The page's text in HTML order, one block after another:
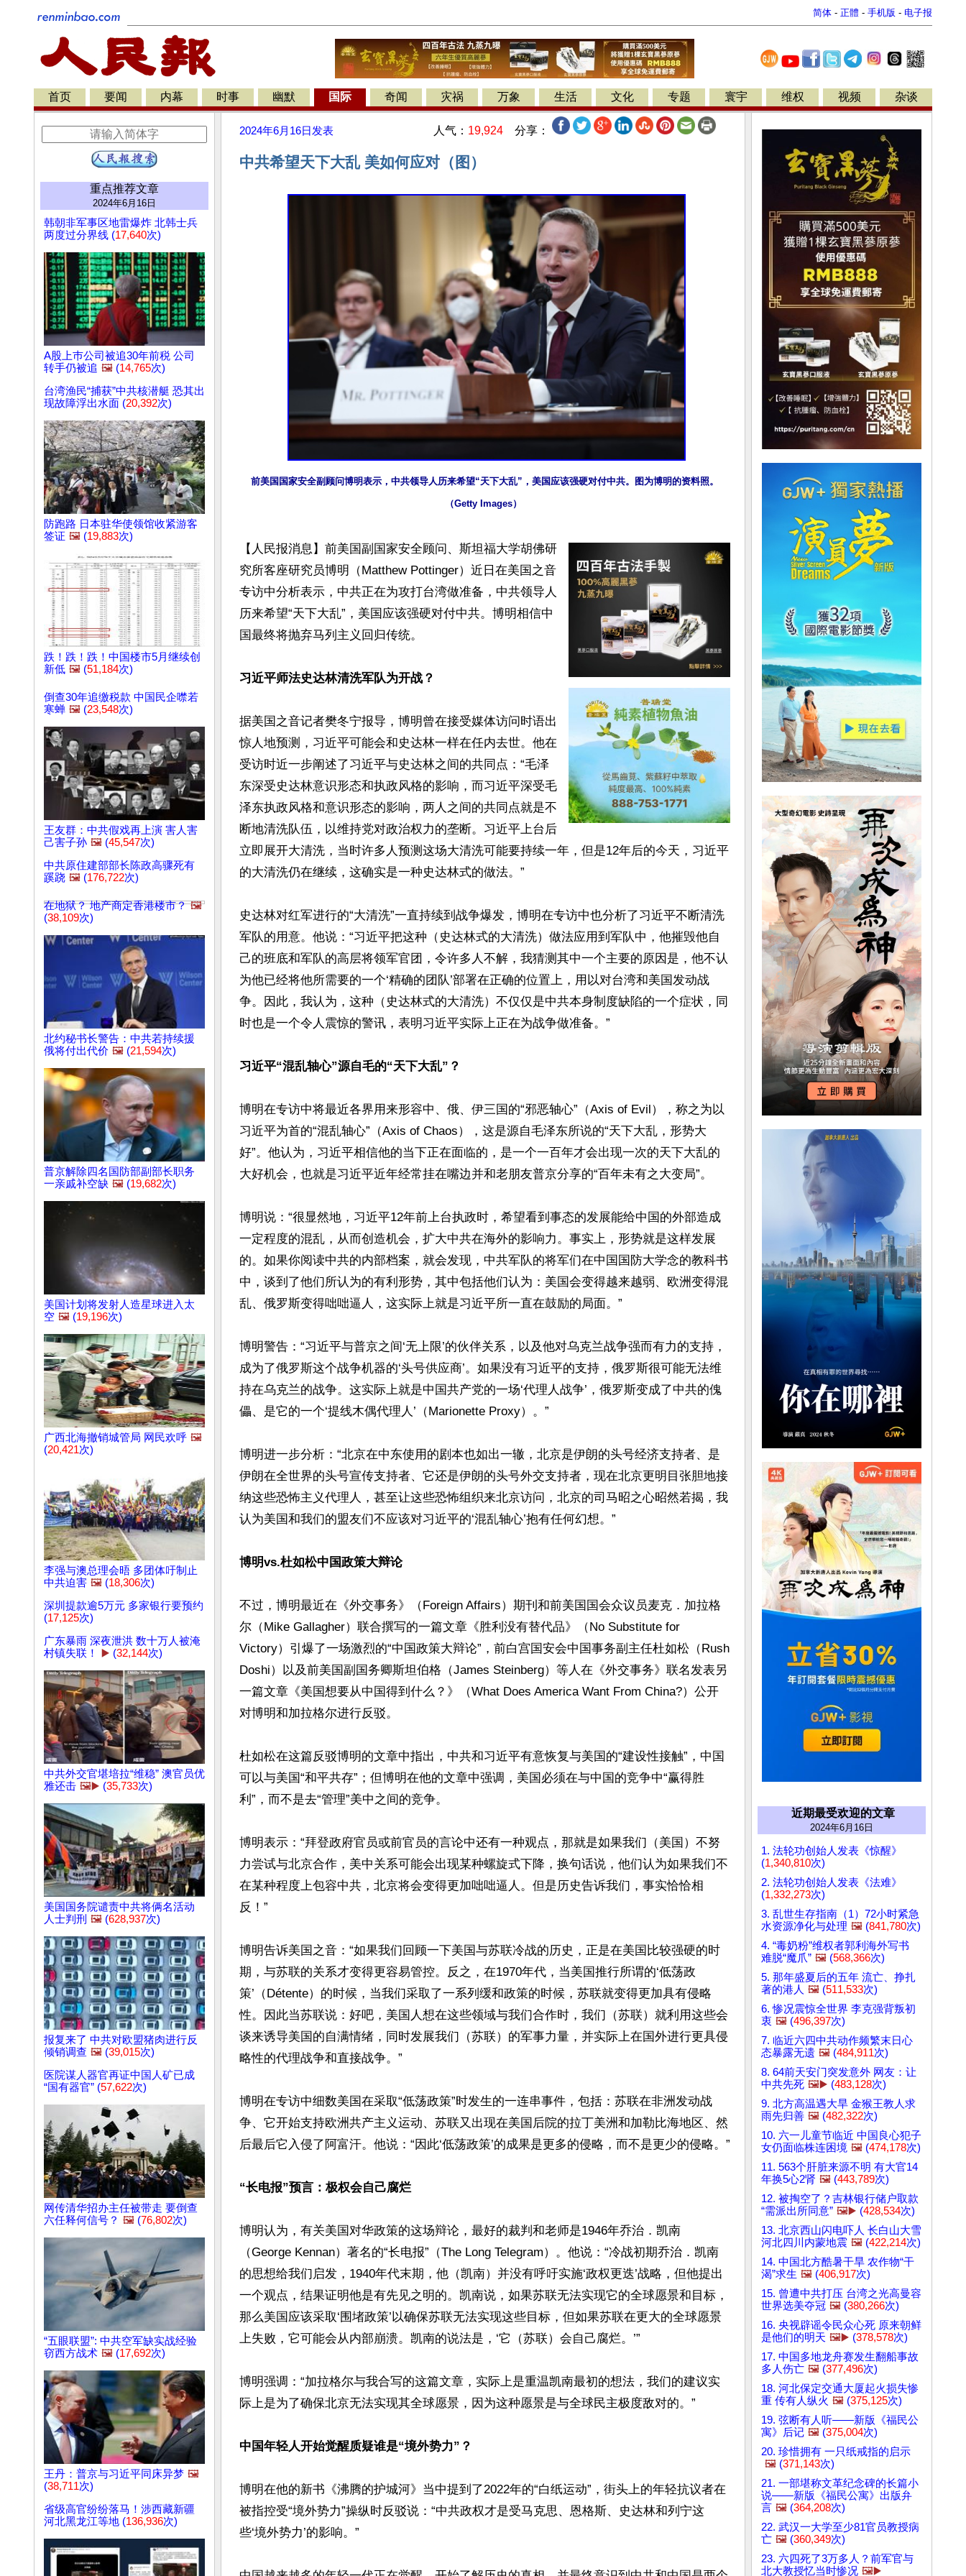
简体 - 正體 - 手机版 - 电子报
首页 要闻 内幕 时事 幽默 国际 奇闻 灾祸 万象 生活 文化 专题 寰宇 维权 视频 杂谈
重点推荐文章
2024年6月16日
韩朝非军事区地雷爆炸 北韩士兵
两度过分界线 (17,640次)
A股上巿公司被追30年前税 公司
转手仍被追 🖼️ (14,765次)
台湾渔民“捕获”中共核潜艇 恐其出
现故障浮出水面 (20,392次)
防跑路 日本驻华使领馆收紧游客
签证 🖼️ (19,883次)
跌！跌！跌！中国楼市5月继续创
新低 🖼️ (51,184次)
倒查30年追缴税款 中国民企噤若
寒蝉 🖼️ (23,548次)
王友群：中共假戏再上演 害人害
己害子孙 🖼️ (45,547次)
中共原住建部部长陈政高骤死有
蹊跷 🖼️ (176,722次)
在地狱？ 地产商定香港楼市？ 🖼️
(38,109次)
北约秘书长警告：中共若持续援
俄将付出代价 🖼️ (21,594次)
普京解除四名国防部副部长职务
一亲戚补空缺 🖼️ (19,682次)
美国计划将发射人造星球进入太
空 🖼️ (19,196次)
广西北海撤销城管局 网民欢呼 🖼️
(20,421次)
李强与澳总理会晤 多团体吁制止
中共迫害 🖼️ (18,306次)
深圳提款逾5万元 多家银行要预约
(17,125次)
广东暴雨 深夜泄洪 数十万人被淹
村镇失联！
▶️ (32,144次)
中共外交官堪培拉“维稳” 澳官员优
雅还击 🖼️▶️ (35,733次)
美国国务院谴责中共将俩名活动
人士判刑 🖼️ (628,937次)
报复来了 中共对欧盟猪肉进行反
倾销调查 🖼️ (39,015次)
医院谋人器官再证中国人矿已成
“国有器官” (57,622次)
网传清华招办主任被带走 要倒查
六任释何信号？ 🖼️ (76,802次)
“五眼联盟”: 中共空军缺实战经验
窃西方战术 🖼️ (17,692次)
王丹：普京与习近平同床异梦 🖼️
(38,711次)
省级高官纷纷落马！涉西藏新疆
河北黑龙江等地 (136,936次)
2024年6月16日 发表 人气： 19,924 分享：
中共希望天下大乱 美如何应对（图）
前美国国家安全副顾问博明表示，中共领导人历来希望“天下大乱”，美国应该强硬对付中共。图为博明的资料照。
（Getty Images）
【人民报消息】前美国副国家安全顾问、斯坦福大学胡佛研
究所客座研究员博明（Matthew Pottinger）近日在美国之音
专访中分析表示，中共正在为攻打台湾做准备，中共领导人
历来希望“天下大乱”，美国应该强硬对付中共。博明相信中
国最终将抛弃马列主义回归传统。
习近平师法史达林清洗军队为开战？
据美国之音记者樊冬宁报导，博明曾在接受媒体访问时语出
惊人地预测，习近平可能会和史达林一样在任内去世。他在
受访时近一步阐述了习近平与史达林之间的共同点：“毛泽
东深受史达林意识形态和执政风格的影响，而习近平深受毛
泽东执政风格和意识形态的影响，两人之间的共同点就是不
断地清洗队伍，以维持党对政治权力的垄断。习近平上台后
立即展开大清洗，当时许多人预测这场大清洗可能要持续一年，但是12年后的今天，习近平
的大清洗仍在继续，这确实是一种史达林式的做法。”
史达林对红军进行的“大清洗”一直持续到战争爆发，博明在专访中也分析了习近平不断清洗
军队的用意。他说：“习近平把这种（史达林式的大清洗）做法应用到军队中，他摧毁他自
己的班底和军队的高层将领军官团，令许多人不解，我猜测其中一个主要的原因是，他不认
为他已经将他所需要的一个‘精确的团队’部署在正确的位置上，用以对台湾和美国发动战
争。因此，我认为，这种（史达林式的大清洗）不仅仅是中共本身制度缺陷的一个症状，同
时也是一个令人震惊的警讯，表明习近平实际上正在为战争做准备。”
习近平“混乱轴心”源自毛的“天下大乱”？
博明在专访中将最近各界用来形容中、俄、伊三国的“邪恶轴心”（Axis of Evil），称之为以
习近平为首的“混乱轴心”（Axis of Chaos），这是源自毛泽东所说的“天下大乱，形势大
好”。他认为，习近平相信他的当下正在面临的，是一个一百年才会出现一次的天下大乱的
大好机会，也就是习近平近年经常挂在嘴边并和老朋友普京分享的“百年未有之大变局”。
博明说：“很显然地，习近平12年前上台执政时，希望看到事态的发展能给中国的外部造成
一定程度的混乱，从而创造机会，扩大中共在海外的影响力。事实上，形势就是这样发展
的。如果你阅读中共的内部档案，就会发现，中共军队的将军们在中国国防大学念的教科书
中，谈到了他们所认为的有利形势，其中包括他们认为：美国会变得越来越弱、欧洲变得混
乱、俄罗斯变得咄咄逼人，这实际上就是习近平所一直在鼓励的局面。”
博明警告：“习近平与普京之间‘无上限’的伙伴关系，以及他对乌克兰战争强而有力的支持，
成为了俄罗斯这个战争机器的‘头号供应商’。如果没有习近平的支持，俄罗斯很可能无法维
持在乌克兰的战争。这实际上就是中国共产党的一场‘代理人战争’，俄罗斯变成了中共的傀
儡、是它的一个‘提线木偶代理人’（Marionette Proxy）。”
博明进一步分析：“北京在中东使用的剧本也如出一辙，北京是伊朗的头号经济支持者、是
伊朗在全世界的头号宣传支持者、它还是伊朗的头号外交支持者，现在北京更明目张胆地接
纳这些恐怖主义代理人，甚至让这些恐怖组织来北京访问，北京的司马昭之心昭然若揭，我
认为美国和我们的盟友们不应该对习近平的‘混乱轴心’抱有任何幻想。”
博明vs.杜如松中国政策大辩论
不过，博明最近在《外交事务》（Foreign Affairs）期刊和前美国国会众议员麦克．加拉格
尔（Mike Gallagher）联合撰写的一篇文章《胜利没有替代品》（No Substitute for
Victory）引爆了一场激烈的“中国政策大辩论”，前白宫国安会中国事务副主任杜如松（Rush
Doshi）以及前美国副国务卿斯坦伯格（James Steinberg）等人在《外交事务》联名发表另
一篇文章《美国想要从中国得到什么？》（What Does America Want From China?）公开
对博明和加拉格尔进行反驳。
杜如松在这篇反驳博明的文章中指出，中共和习近平有意恢复与美国的“建设性接触”，中国
可以与美国“和平共存”；但博明在他的文章中强调，美国必须在与中国的竞争中“赢得胜
利”，而不是去“管理”美中之间的竞争。
博明表示：“拜登政府官员或前官员的言论中还有一种观点，那就是如果我们（美国）不努
力尝试与北京合作，美中关系可能会出现某种螺旋式下降，换句话说，他们认为如果我们不
在某种程度上包容中共，北京将会变得更加咄咄逼人。但是历史告诉我们，事实恰恰相
反！”
博明告诉美国之音：“如果我们回顾一下美国与苏联冷战的历史，正是在美国比较强硬的时
期，与苏联的关系才变得更容易管控。反之，在1970年代，当美国推行所谓的‘低荡政
策’（Détente）的时候，当我们采取了一系列缓和政策的时候，苏联就变得更加具有侵略
性。因此当苏联说：好吧，美国人想在这些领域与我们合作时，我们（苏联）就利用这些会
谈来诱导美国的自满情绪，同时发展我们（苏联）的军事力量，并实际上在国外进行更具侵
略性的代理战争和直接战争。”
博明在专访中细数美国在采取“低荡政策”时发生的一连串事件，包括：苏联在非洲发动战
争、它开始支持欧洲共产主义运动、苏联又出现在美国后院的拉丁美洲和加勒比海地区、然
后最后它入侵了阿富汗。他说：“因此‘低荡政策’的成果是更多的侵略，而不是更少的侵略。”
“长电报”预言：极权会自己腐烂
博明认为，有关美国对华政策的这场辩论，最好的裁判和老师是1946年乔治．凯南
（George Kennan）著名的“长电报”（The Long Telegram）。他说：“冷战初期乔治．凯南
的思想给我们启发，1940年代末期，他（凯南）并没有呼吁实施‘政权更迭’战略，但他提出
一个观点，结果证明他是有先见之明的。凯南说，如果苏联无法实现它的全球愿景和目标，
那么美国应该采取‘围堵政策’以确保苏联无法实现这些目标，但如果苏联在更大的全球愿景
上失败，它可能会从内部崩溃。凯南的说法是，‘它（苏联）会自己腐烂。’”
博明强调：“加拉格尔与我合写的这篇文章，实际上是重温凯南最初的想法，我们的建议实
际上是为了确保北京无法实现其全球愿景，因为这种愿景是与全球民主极度敌对的。”
中国年轻人开始觉醒质疑谁是“境外势力”？
博明在他的新书《沸腾的护城河》当中提到了2022年的“白纸运动”，街头上的年轻抗议者在
被指控受“境外势力”操纵时反驳说：“中共政权才是受马克思、恩格斯、史达林和列宁这
些‘境外势力’的影响。”
近期最受欢迎的文章
2024年6月16日
1. 法轮功创始人发表《惊醒》
(1,340,810次)
2. 法轮功创始人发表《法难》
(1,332,273次)
3. 乱世生存指南（1）72小时紧急
水资源净化与处理 🖼️ (841,780次)
4. “毒奶粉”维权者郭利海外写书
难脱“魔爪” 🖼️ (568,366次)
5. 那年盛夏后的五年 流亡、挣扎
著的港人 🖼️ (511,533次)
6. 惨况震惊全世界 李克强背叛初
衷 🖼️ (496,397次)
7. 临近六四中共动作频繁末日心
态暴露无遗 🖼️ (484,911次)
8. 64前天安门突发意外 网友：让
中共先死 🖼️▶️ (483,128次)
9. 北方高温遇大旱 金猴王教人求
雨先归善 🖼️ (482,322次)
10. 六一儿童节临近 中国良心犯子
女仍面临株连困境 🖼️ (474,178次)
11. 563个肝脏来源不明 有大官14
年换5心2肾 🖼️ (443,789次)
12. 被掏空了？吉林银行储户取款
“需派出所同意” 🖼️▶️ (428,534次)
13. 北京西山闪电吓人 长白山大雪
河北四川内蒙地震 🖼️ (422,214次)
14. 中国北方酷暑干旱 农作物“干
渴”求生 🖼️ (406,917次)
15. 曾遭中共打压 台湾之光高曼容
世界选美夺冠 🖼️ (380,266次)
16. 央视辟谣令民众心死 原来朝鲜
是他们的明天 🖼️▶️ (378,578次)
17. 中国多地龙舟赛发生翻船事故
多人伤亡 🖼️ (377,496次)
18. 河北保定交通大厦起火损失惨
重 传有人纵火 🖼️ (375,125次)
19. 弦断有人听——新版《福民公
寓》后记 🖼️ (375,004次)
20. 珍惜拥有 一只纸戒指的启示
🖼️ (371,143次)
21. 一部堪称文革纪念碑的长篇小
说——新版《福民公寓》出版弁
言 🖼️ (364,208次)
22. 武汉一大学至少81官员教授病
亡 🖼️ (360,349次)
23. 六四死了3万多人？前军官与
北大教授忆当时惨况 🖼️▶️